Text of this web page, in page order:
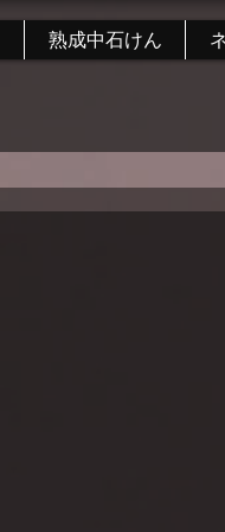
熟成中石けん